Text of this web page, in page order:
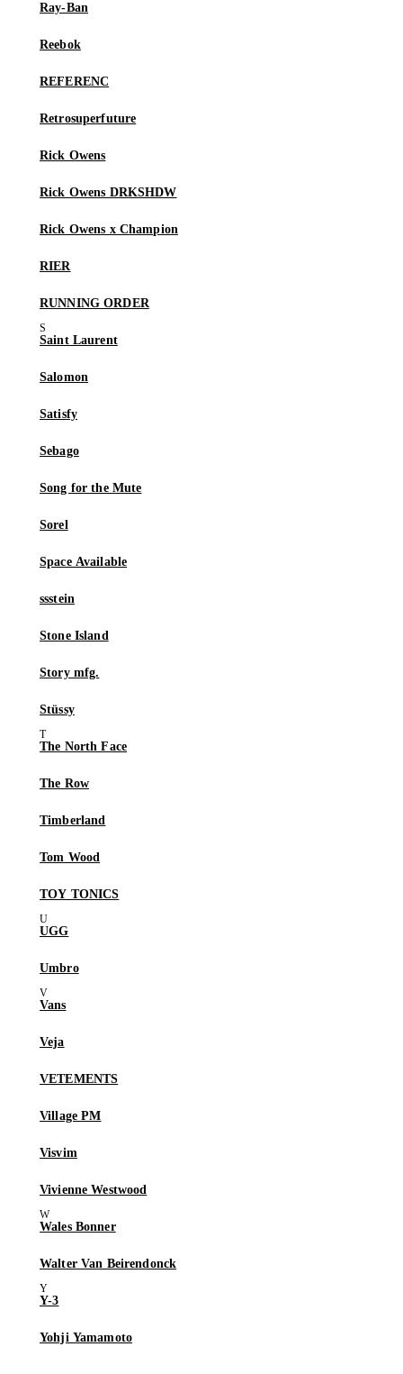
Ray-Ban
Reebok
REFERENC
Retrosuperfuture
Rick Owens
Rick Owens DRKSHDW
Rick Owens x Champion
RIER
RUNNING ORDER
Saint Laurent
Salomon
Satisfy
Sebago
Song for the Mute
Sorel
Space Available
ssstein
Stone Island
Story mfg.
Stüssy
The North Face
The Row
Timberland
Tom Wood
TOY TONICS
UGG
Umbro
Vans
Veja
VETEMENTS
Village PM
Visvim
Vivienne Westwood
Wales Bonner
Walter Van Beirendonck
Y-3
Yohji Yamamoto